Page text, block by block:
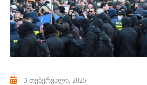
3 თებერვალი, 2025